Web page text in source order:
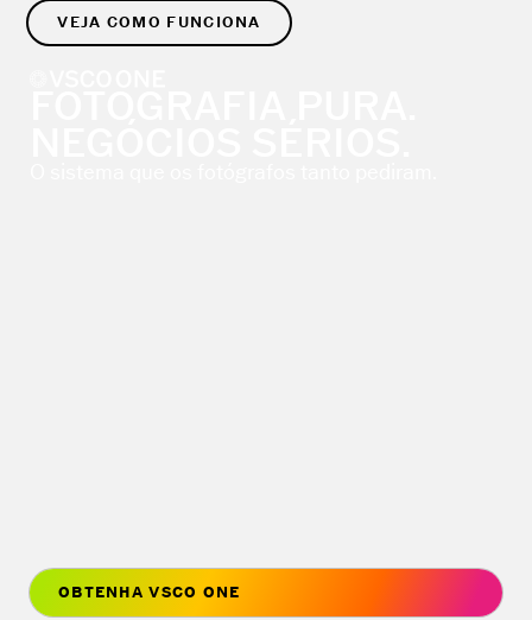
VEJA COMO FUNCIONA
OBTENHA VSCO ONE